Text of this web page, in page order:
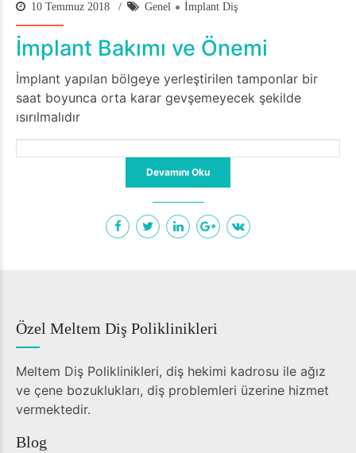
10 Temmuz 2018 Genel İmplant Diş
İmplant Bakımı ve Önemi
İmplant yapılan bölgeye yerleştirilen tamponlar bir
saat boyunca orta karar gevşemeyecek şekilde
ısırılmalıdır
Devamını Oku
Özel Meltem Diş Poliklinikleri
Meltem Diş Poliklinikleri, diş hekimi kadrosu ile ağız
ve çene bozuklukları, diş problemleri üzerine hizmet
vermektedir.
Blog